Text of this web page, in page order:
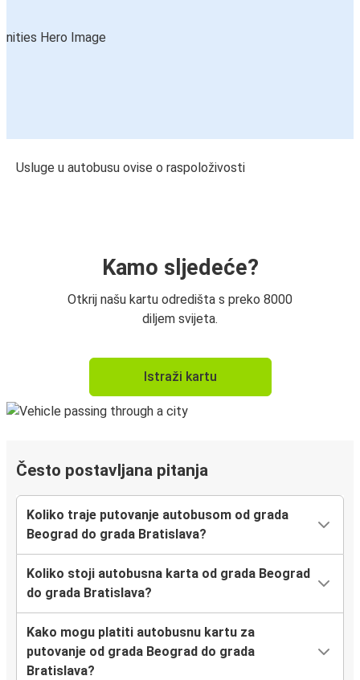
Usluge u autobusu ovise o raspoloživosti
Kamo sljedeće?
Otkrij našu kartu odredišta s preko 8000
diljem svijeta.
Istraži kartu
Često postavljana pitanja
Koliko traje putovanje autobusom od grada
Beograd do grada Bratislava?
Koliko stoji autobusna karta od grada Beograd
do grada Bratislava?
Kako mogu platiti autobusnu kartu za
putovanje od grada Beograd do grada
Bratislava?